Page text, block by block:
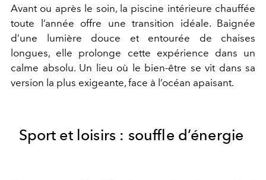
Avant ou après le soin, la piscine intérieure chauffée
toute l’année offre une transition idéale. Baignée
d’une lumière douce et entourée de chaises
longues, elle prolonge cette expérience dans un
calme absolu. Un lieu où le bien-être se vit dans sa
version la plus exigeante, face à l’océan apaisant.
Sport et loisirs : souffle d’énergie